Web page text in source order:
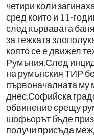
четири коли
сред които и 11-
след кървавата
за тежката
която се е движел
Румъния.След
на румънския ТИР
първоначалната му
днес.Софийска
обвинение срещу
шофьорът бъде
получи присъда